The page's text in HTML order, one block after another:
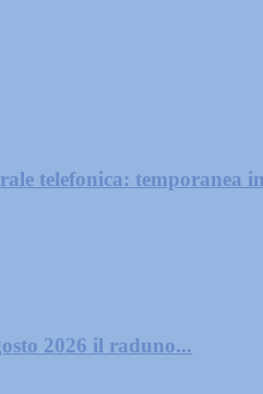
telefonica: temporanea
2026 il raduno...